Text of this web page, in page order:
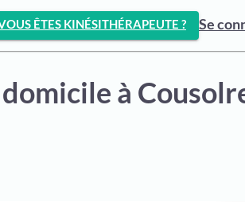
ÊTES KINÉSITHÉRAPEUTE ? Se
à